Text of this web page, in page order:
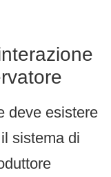
deve esistere
sistema di